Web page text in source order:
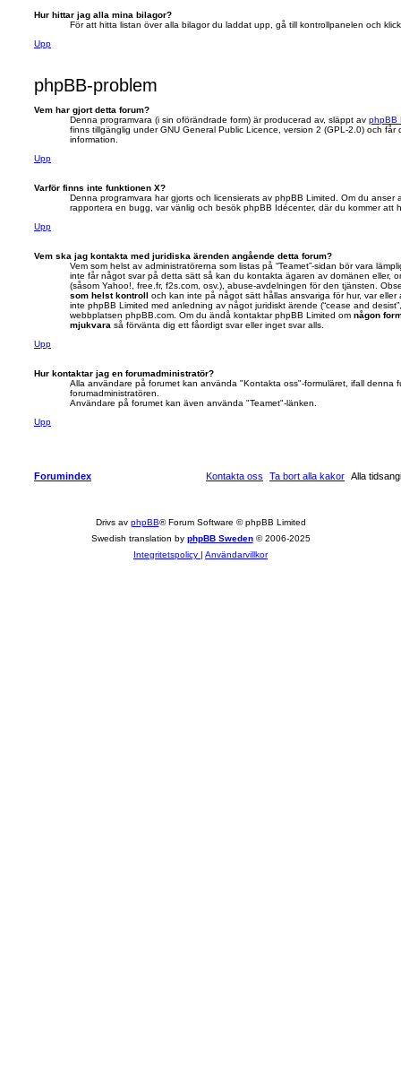
Hur hittar jag alla mina bilagor?
För att hitta listan över alla bilagor du laddat upp, gå till kontrollpanelen och
Upp
phpBB-problem
Vem har gjort detta forum?
Denna programvara (i sin oförändrade form) är producerad av, släppt av phpBB
finns tillgänglig under GNU General Public Licence, version 2 (GPL-2.0) och får
information.
Upp
Varför finns inte funktionen X?
Denna programvara har gjorts och licensierats av phpBB Limited. Om du anser
rapportera en bugg, var vänlig och besök phpBB Idécenter, där du kommer att
Upp
Vem ska jag kontakta med juridiska ärenden angående detta forum?
Vem som helst av administratörerna som listas på “Teamet”-sidan bör vara
inte får något svar på detta sätt så kan du kontakta ägaren av domänen eller,
(såsom Yahoo!, free.fr, f2s.com, osv.), abuse-avdelningen för den tjänsten.
som helst kontroll
och kan inte på något sätt hållas ansvariga för hur, var
inte phpBB Limited med anledning av något juridiskt ärende (“cease and
webbplatsen phpBB.com. Om du ändå kontaktar phpBB Limited om någon
mjukvara så förvänta dig ett fåordigt svar eller inget svar alls.
Upp
Hur kontaktar jag en forumadministratör?
Alla användare på forumet kan använda "Kontakta oss"-formuläret, ifall denna
forumadministratören.
Användare på forumet kan även använda "Teamet"-länken.
Upp
Forumindex Alla
Ta bort alla kakor
Kontakta oss
Drivs av phpBB® Forum Software © phpBB Limited
Swedish translation by phpBB Sweden© 2006-2025
Integritetspolicy
Användarvillkor